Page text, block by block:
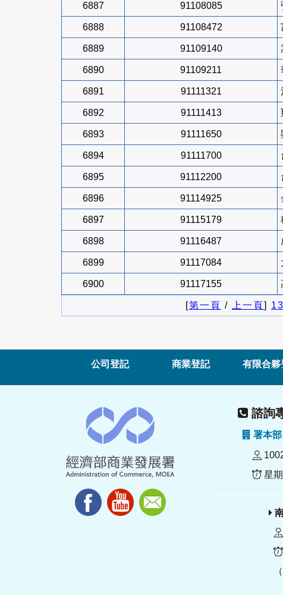
6887 91108085
6888 91108472
6889 91109140
6890 91109211
6891 91111321
6892 91111413
6893 91111650
6894 91111700
6895 91112200
6896 91114925
6897 91115179
6898 91116487
6899 91117084
6900 91117155
[第一頁 / 上一頁]
公司登記 商業登記 有限合夥
諮詢
署
星期